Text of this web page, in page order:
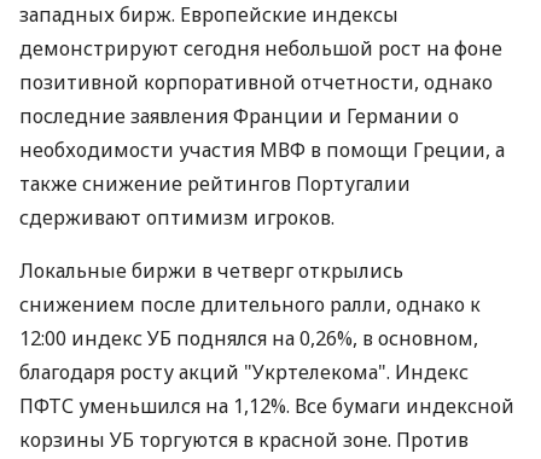
западных бирж. Европейские индексы
демонстрируют сегодня небольшой рост на фоне
позитивной корпоративной отчетности, однако
последние заявления Франции и Германии о
необходимости участия МВФ в помощи Греции, а
также снижение рейтингов Португалии
сдерживают оптимизм игроков.
Локальные биржи в четверг открылись
снижением после длительного ралли, однако к
12:00 индекс УБ поднялся на 0,26%, в основном,
благодаря росту акций "Укртелекома". Индекс
ПФТС уменьшился на 1,12%. Все бумаги индексной
корзины УБ торгуются в красной зоне. Против